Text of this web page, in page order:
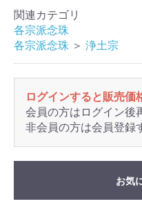
関連カテゴリ
各宗派念珠
各宗派念珠 ＞ 浄土宗
ログインすると販売価
会員の方はログイン後
非会員の方は会員登録
お気